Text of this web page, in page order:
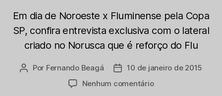
Em dia de Noroeste x Fluminense pela Copa
SP, confira entrevista exclusiva com o lateral
criado no Norusca que é reforço do Flu
Autor
Por Fernando Beagá
Data10 de janeiro de 2015
Nenhum comentárioem